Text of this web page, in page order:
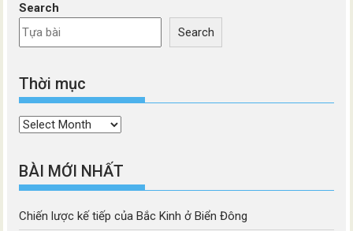
Search
Search
Thời mục
Thời
BÀI MỚI NHẤT
Chiến lược kế tiếp của Bắc Kinh ở Biển Đông